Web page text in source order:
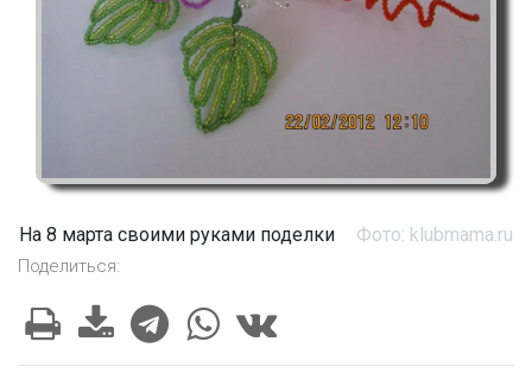
На 8 марта своими руками поделки Фото: klubmama.ru
Поделиться: